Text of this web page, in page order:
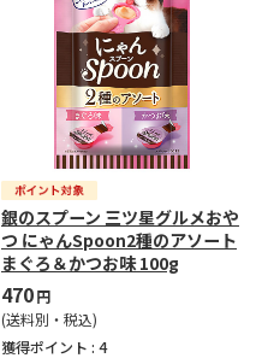
銀のスプーン 三ツ星グルメおや
つ にゃんSpoon2種のアソート
まぐろ＆かつお味 100g
470円
(送料別・税込)
獲得ポイント : 4